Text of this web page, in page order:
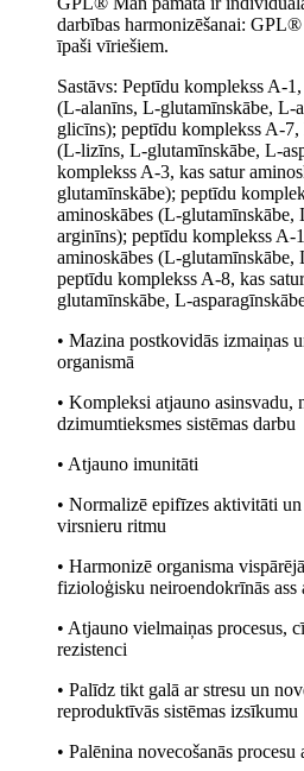
darbības harmonizēšanai:
īpaši vīriešiem.
Sastāvs: Peptīdu komplekss A-
(L-alanīns, L-glutamīnskābe, L-
glicīns); peptīdu komplekss A-7,
(L-lizīns, L-glutamīnskābe, L-
komplekss A-3, kas satur
glutamīnskābe); peptīdu
aminoskābes (L-glutamīnskābe,
arginīns); peptīdu komplekss A-
aminoskābes (L-glutamīnskābe,
peptīdu komplekss A-8, kas
glutamīnskābe, L-
• Mazina postkovidās izmaiņas
organismā
• Kompleksi atjauno asinsvadu,
dzimumtieksmes sistēmas darbu
• Atjauno imunitāti
• Normalizē epifīzes aktivitāti
virsnieru ritmu
• Harmonizē organisma
fizioloģisku neiroendokrīnās ass
• Atjauno vielmaiņas procesus,
rezistenci
• Palīdz tikt galā ar stresu un
reproduktīvās sistēmas izsīkumu
• Palēnina novecošanās procesu